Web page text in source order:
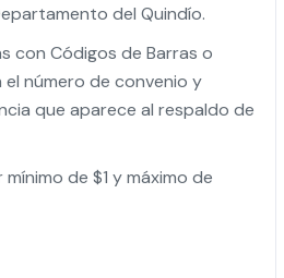
del Quindío.
con Códigos de Barras o
número de convenio y
que aparece al respaldo de
de $1 y máximo de